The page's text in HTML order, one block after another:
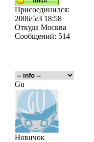
Присоединился:
2006/5/3 18:58
Откуда Москва
Сообщений: 514
Gu
Новичок